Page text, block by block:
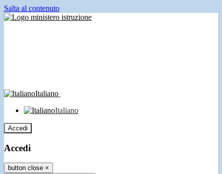
Salta al contenuto
Italiano
Italiano
Accedi
Accedi
button close ×